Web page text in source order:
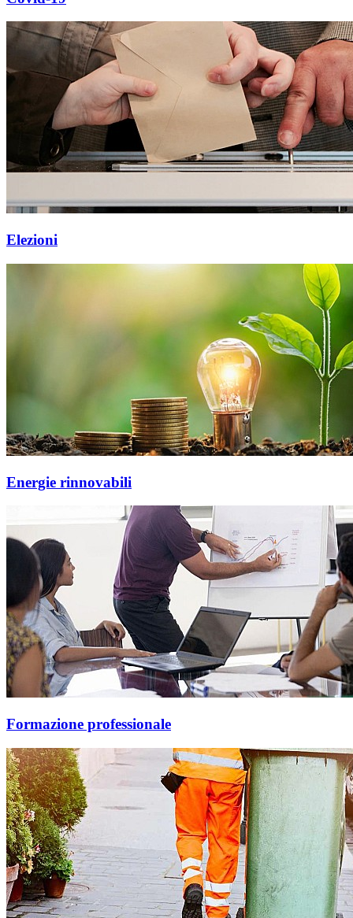
Elezioni
Energie rinnovabili
Formazione professionale